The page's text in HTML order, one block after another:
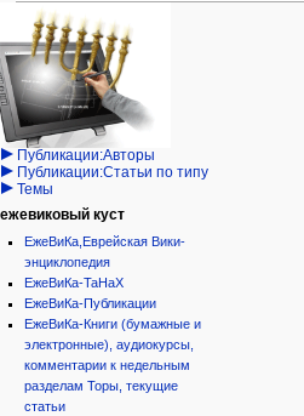
Навигация
персональные инструменты
войти
запрос
учётной
записи
категории
Израиль:Страна и
государство
Иудаизм
Народ
Проекты
Проекты/Участники/
дополнения
Публикации:Авторы
Публикации:Статьи по типу
Темы
ежевиковый куст
ЕжеВиКа,Еврейская Вики-
энциклопедия
ЕжеВиКа-ТаНаХ
ЕжеВиКа-Публикации
ЕжеВиКа-Книги (бумажные и
электронные), аудиокурсы,
комментарии к недельным
разделам Торы, текущие
статьи